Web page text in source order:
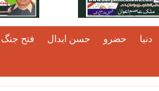
دنیا حضرو حسن ابدال فتح جنگ